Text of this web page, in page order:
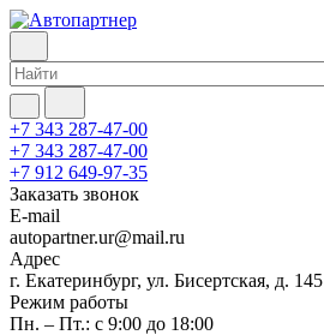
+7 343 287-47-00
+7 343 287-47-00
+7 912 649-97-35
Заказать звонок
E-mail
autopartner.ur@mail.ru
Адрес
г. Екатеринбург, ул. Бисертская, д. 145
Режим работы
Пн. – Пт.: с 9:00 до 18:00